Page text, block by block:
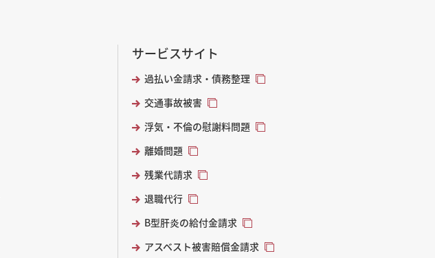
サービスサイト
過払い金請求・債務整理
交通事故被害
浮気・不倫の慰謝料問題
離婚問題
残業代請求
退職代行
B型肝炎の給付金請求
アスベスト被害賠償金請求